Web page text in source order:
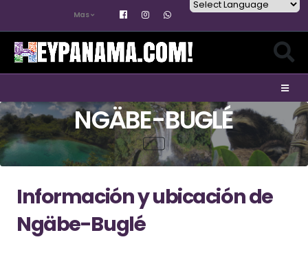
Mas
NGÄBE-BUGLÉ
Información y ubicación de
Ngäbe-Buglé